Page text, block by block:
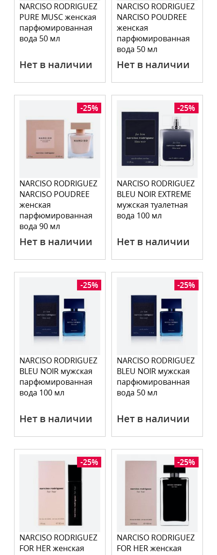
NARCISO RODRIGUEZ
PURE MUSC женская
парфюмированная
вода 50 мл
Нет в наличии
NARCISO RODRIGUEZ
NARCISO POUDREE
женская
парфюмированная
вода 50 мл
Нет в наличии
-25%
NARCISO RODRIGUEZ
NARCISO POUDREE
женская
парфюмированная
вода 90 мл
Нет в наличии
-25%
NARCISO RODRIGUEZ
BLEU NOIR EXTREME
мужская туалетная
вода 100 мл
Нет в наличии
-25%
NARCISO RODRIGUEZ
BLEU NOIR мужская
парфюмированная
вода 100 мл
Нет в наличии
-25%
NARCISO RODRIGUEZ
BLEU NOIR мужская
парфюмированная
вода 50 мл
Нет в наличии
-25%
NARCISO RODRIGUEZ
FOR HER женская
-25%
NARCISO RODRIGUEZ
FOR HER женская